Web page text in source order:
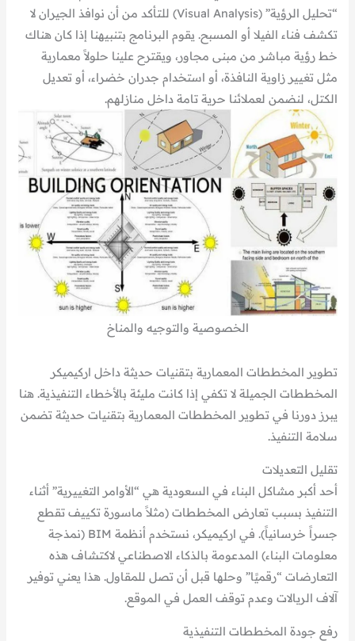
“تحليل الرؤية” (Visual Analysis) للتأكد من أن نوافذ الجيران لا
تكشف فناء الفيلا أو المسبح. يقوم البرنامج بتنبيهنا إذا كان هناك
خط رؤية مباشر من مبنى مجاور، ويقترح علينا حلولاً معمارية
مثل تغيير زاوية النافذة، أو استخدام جدران خضراء، أو تعديل
الكتل، لنضمن لعملائنا حرية تامة داخل منازلهم.
الخصوصية والتوجيه والمناخ
تطوير المخططات المعمارية بتقنيات حديثة داخل اركيميكر
المخططات الجميلة لا تكفي إذا كانت مليئة بالأخطاء التنفيذية. هنا
يبرز دورنا في تطوير المخططات المعمارية بتقنيات حديثة تضمن
سلامة التنفيذ.
تقليل التعديلات
أحد أكبر مشاكل البناء في السعودية هي “الأوامر التغييرية” أثناء
التنفيذ بسبب تعارض المخططات (مثلاً ماسورة تكييف تقطع
جسراً خرسانياً). في اركيميكر، نستخدم أنظمة BIM (نمذجة
معلومات البناء) المدعومة بالذكاء الاصطناعي لاكتشاف هذه
التعارضات “رقميًا” وحلها قبل أن تصل للمقاول. هذا يعني توفير
آلاف الريالات وعدم توقف العمل في الموقع.
رفع جودة المخططات التنفيذية